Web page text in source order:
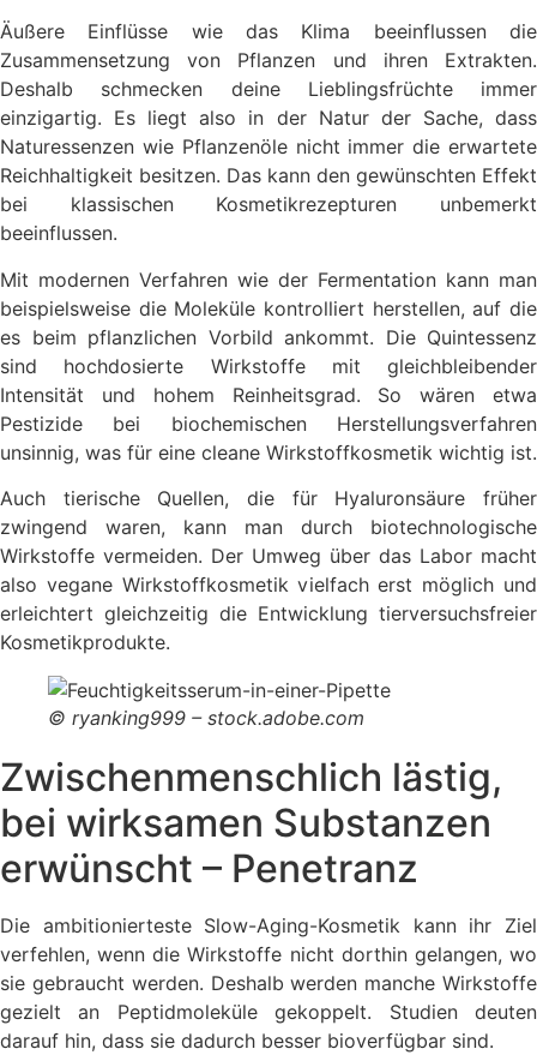
Äußere Einflüsse wie das Klima beeinflussen die
Zusammensetzung von Pflanzen und ihren Extrakten.
Deshalb schmecken deine Lieblingsfrüchte immer
einzigartig. Es liegt also in der Natur der Sache, dass
Naturessenzen wie Pflanzenöle nicht immer die erwartete
Reichhaltigkeit besitzen. Das kann den gewünschten Effekt
bei klassischen Kosmetikrezepturen unbemerkt
beeinflussen.
Mit modernen Verfahren wie der Fermentation kann man
beispielsweise die Moleküle kontrolliert herstellen, auf die
es beim pflanzlichen Vorbild ankommt. Die Quintessenz
sind hochdosierte Wirkstoffe mit gleichbleibender
Intensität und hohem Reinheitsgrad. So wären etwa
Pestizide bei biochemischen Herstellungsverfahren
unsinnig, was für eine cleane Wirkstoffkosmetik wichtig ist.
Auch tierische Quellen, die für Hyaluronsäure früher
zwingend waren, kann man durch biotechnologische
Wirkstoffe vermeiden. Der Umweg über das Labor macht
also vegane Wirkstoffkosmetik vielfach erst möglich und
erleichtert gleichzeitig die Entwicklung tierversuchsfreier
Kosmetikprodukte.
© ryanking999 – stock.adobe.com
Zwischenmenschlich lästig,
bei wirksamen Substanzen
erwünscht – Penetranz
Die ambitionierteste Slow-Aging-Kosmetik kann ihr Ziel
verfehlen, wenn die Wirkstoffe nicht dorthin gelangen, wo
sie gebraucht werden. Deshalb werden manche Wirkstoffe
gezielt an Peptidmoleküle gekoppelt. Studien deuten
darauf hin, dass sie dadurch besser bioverfügbar sind.